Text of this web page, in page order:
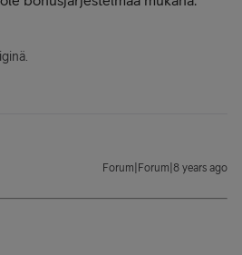
Forum|Forum|8 years ago